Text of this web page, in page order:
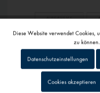
Tracking
Diese Website verwendet Cookies,
zu können.
Datenschutzeinstellungen
Cookies akzeptieren